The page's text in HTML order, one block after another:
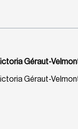
Géraut-
Géraut-